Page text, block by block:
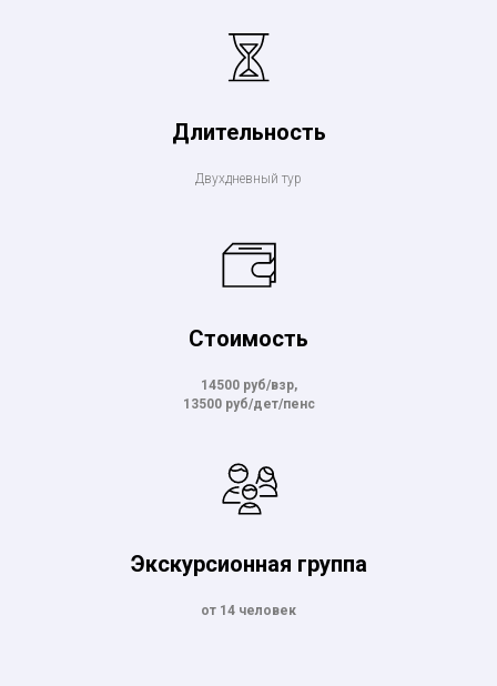
Длительность
Двухдневный тур
Стоимость
14500 руб/взр,
13500 руб/дет/пенс
Экскурсионная группа
от 14 человек